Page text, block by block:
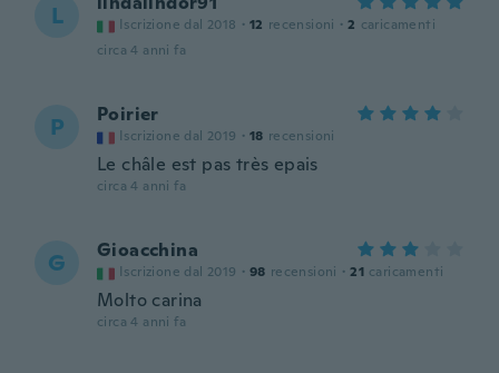
L Iscrizione dal 2018 · 12 recensioni · 2 caricamenti
circa 4 anni fa
P Poirier
Iscrizione dal 2019 · 18 recensioni
Le châle est pas très epais
circa 4 anni fa
G Gioacchina
Iscrizione dal 2019 · 98 recensioni · 21 caricamenti
Molto carina
circa 4 anni fa